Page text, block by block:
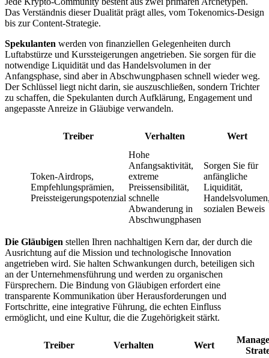
Das Verständnis dieser Dualität prägt alles, vom Tokenomics-Design
bis zur Content-Strategie.
Spekulanten werden von finanziellen Gelegenheiten durch
Luftabstürze und Kurssteigerungen angetrieben. Sie sorgen für die
notwendige Liquidität und das Handelsvolumen in der
Anfangsphase, sind aber in Abschwungphasen schnell wieder weg.
Der Schlüssel liegt nicht darin, sie auszuschließen, sondern Trichter
zu schaffen, die Spekulanten durch Aufklärung, Engagement und
angepasste Anreize in Gläubige verwandeln.
Treiber Verhalten Wert
Token-Airdrops,
Empfehlungsprämien,
Preissteigerungspotenzial
Hohe
Anfangsaktivität,
extreme
Preissensibilität,
schnelle
Abwanderung in
Abschwungphasen
Sorgen Sie für
anfängliche
Liquidität,
sozialen Beweis
Die Gläubigen stellen Ihren nachhaltigen Kern dar, der durch die
Ausrichtung auf die Mission und technologische Innovation
angetrieben wird. Sie halten Schwankungen durch, beteiligen sich
an der Unternehmensführung und werden zu organischen
Fürsprechern. Die Bindung von Gläubigen erfordert eine
transparente Kommunikation über Herausforderungen und
Fortschritte, eine integrative Führung, die echten Einfluss
ermöglicht, und eine Kultur, die die Zugehörigkeit stärkt.
Treiber Verhalten Wert